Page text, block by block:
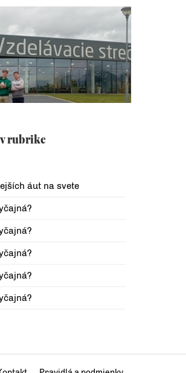
rubrike
áut na svete